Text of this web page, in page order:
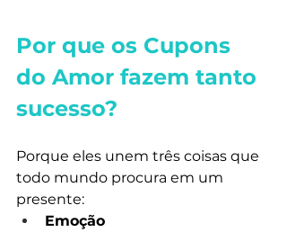
Por que os Cupons
do Amor fazem tanto
sucesso?
Porque eles unem três coisas que
todo mundo procura em um
presente:
Emoção